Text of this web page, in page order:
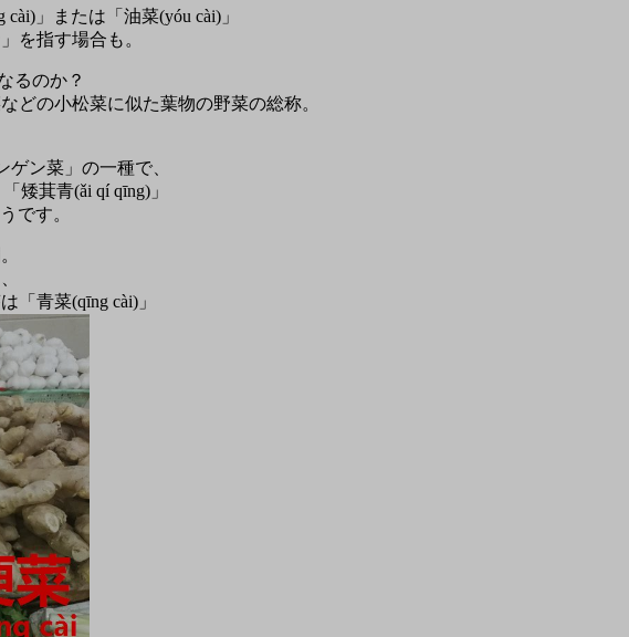
」または「油菜(yóu cài)」
を指す場合も。
るのか？
どの小松菜に似た葉物の野菜の総称。
ゲン菜」の一種で、
矮萁青(ǎi qí qīng)」
です。
「青菜(qīng cài)」